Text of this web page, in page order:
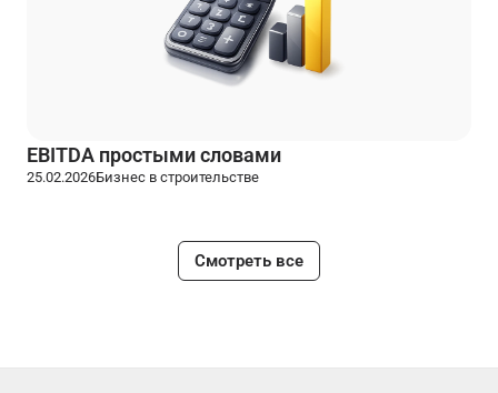
EBITDA простыми словами
25.02.2026Бизнес в строительстве
Смотреть все